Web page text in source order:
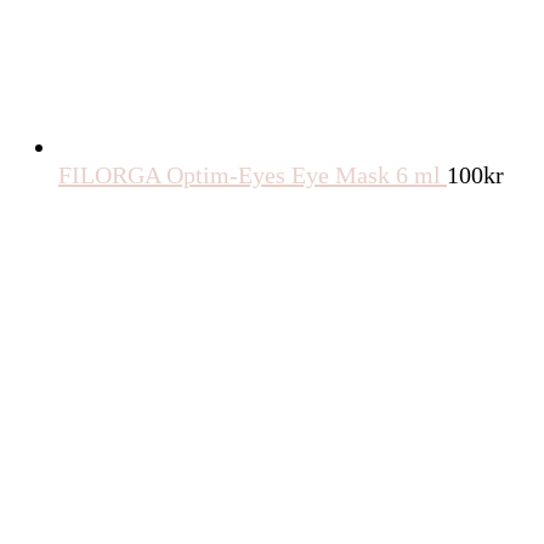
FILORGA Optim-Eyes Eye Mask 6 ml 100kr